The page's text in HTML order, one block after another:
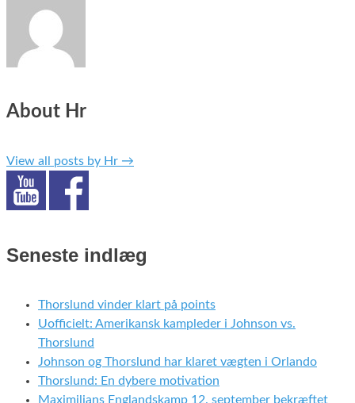
About Hr
View all posts by Hr →
Seneste indlæg
Thorslund vinder klart på points
Uofficielt: Amerikansk kampleder i Johnson vs.
Thorslund
Johnson og Thorslund har klaret vægten i Orlando
Thorslund: En dybere motivation
Maximilians Englandskamp 12. september bekræftet